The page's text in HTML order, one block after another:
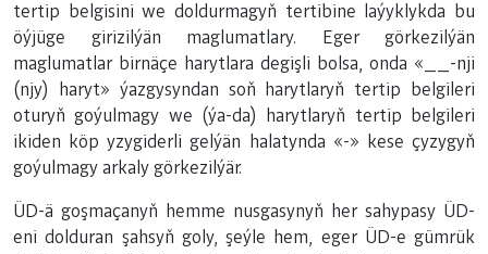
tertip belgisini we doldurmagyň tertibine laýyklykda bu
öýjüge girizilýän maglumatlary. Eger görkezilýän
maglumatlar birnäçe harytlara degişli bolsa, onda «__-nji
(njy) haryt» ýazgysyndan soň harytlaryň tertip belgileri
oturyň goýulmagy we (ýa-da) harytlaryň tertip belgileri
ikiden köp yzygiderli gelýän halatynda «-» kese çyzygyň
goýulmagy arkaly görkezilýär.
ÜD-ä goşmaçanyň hemme nusgasynyň her sahypasy ÜD-
eni dolduran şahsyň goly, şeýle hem, eger ÜD-e gümrük